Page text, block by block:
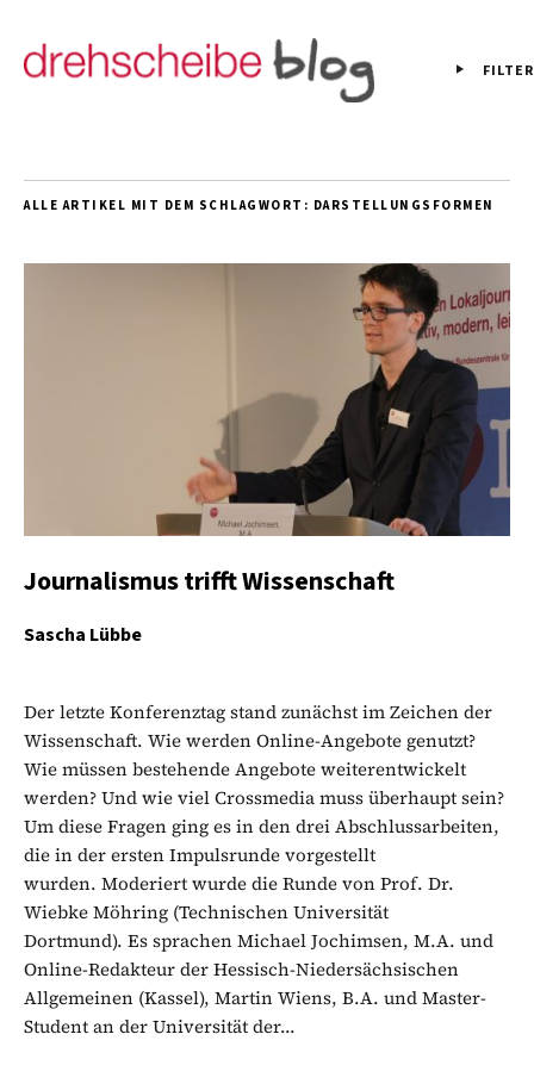
FILTER
ALLE ARTIKEL MIT DEM SCHLAGWORT: DARSTELLUNGSFORMEN
Journalismus trifft Wissenschaft
Sascha Lübbe
Der letzte Konferenztag stand zunächst im Zeichen der
Wissenschaft. Wie werden Online-Angebote genutzt?
Wie müssen bestehende Angebote weiterentwickelt
werden? Und wie viel Crossmedia muss überhaupt sein?
Um diese Fragen ging es in den drei Abschlussarbeiten,
die in der ersten Impulsrunde vorgestellt
wurden. Moderiert wurde die Runde von Prof. Dr.
Wiebke Möhring (Technischen Universität
Dortmund). Es sprachen Michael Jochimsen, M.A. und
Online-Redakteur der Hessisch-Niedersächsischen
Allgemeinen (Kassel), Martin Wiens, B.A. und Master-
Student an der Universität der...